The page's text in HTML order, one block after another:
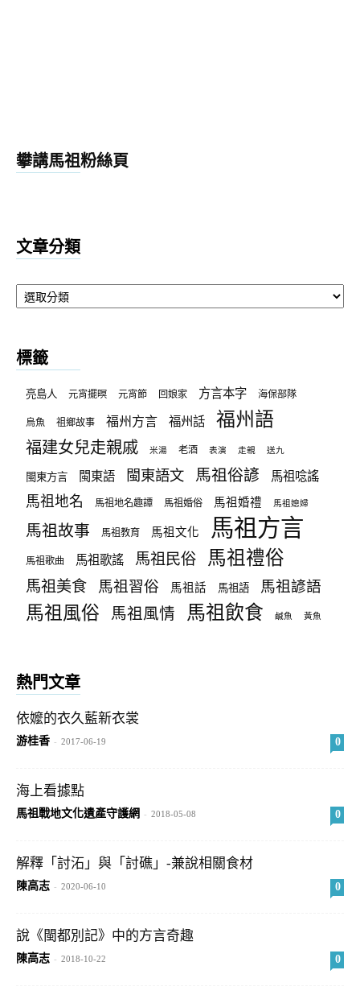
攀講馬祖粉絲頁
文章分類
文
章
標籤
亮島人 元宵擺暝 元宵節 回娘家 方言本字 海保部隊
烏魚 祖鄉故事 福州方言 福州話 福州語
福建女兒走親戚 米湯 老酒 表演 走親 送九
閩東方言 閩東語 閩東語文 馬祖俗諺 馬祖唸謠
馬祖地名 馬祖地名趣譚 馬祖婚俗 馬祖婚禮 馬祖媳婦
馬祖故事 馬祖教育 馬祖文化 馬祖方言
馬祖歌曲 馬祖歌謠 馬祖民俗 馬祖禮俗
馬祖美食 馬祖習俗 馬祖話 馬祖語 馬祖諺語
馬祖風俗 馬祖風情 馬祖飲食 鹹魚 黃魚
熱門文章
依嬤的衣久藍新衣裳
游桂香 - 2017-06-19 0
海上看據點
馬祖戰地文化遺產守護網 - 2018-05-08 0
解釋「討沰」與「討礁」-兼說相關食材
陳高志 - 2020-06-10 0
說《閩都別記》中的方言奇趣
陳高志 - 2018-10-22 0